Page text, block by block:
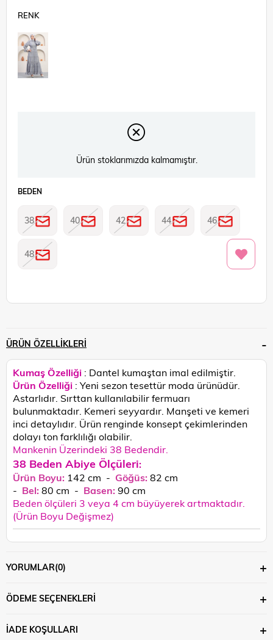
Ürün stoklarımızda kalmamıştır.
BEDEN
38 40 42 44 46
48
ÜRÜN ÖZELLIKLERI
Kumaş Özelliği : Dantel kumaştan imal edilmiştir.
Ürün Özelliği : Yeni sezon tesettür moda ürünüdür.
Astarlıdır. Sırttan kullanılabilir fermuarı
bulunmaktadır. Kemeri seyyardır. Manşeti ve kemeri
inci detaylıdır. Ürün renginde konsept çekimlerinden
dolayı ton farklılığı olabilir.
Mankenin Üzerindeki 38 Bedendir.
38 Beden Abiye Ölçüleri:
Ürün Boyu: 142 cm - Göğüs:82 cm
- Bel:80 cm - Basen:90 cm
Beden ölçüleri 3 veya 4 cm büyüyerek artmaktadır.
(Ürün Boyu Değişmez)
YORUMLAR(0)
ÖDEME SEÇENEKLERI
İADE KOŞULLARI